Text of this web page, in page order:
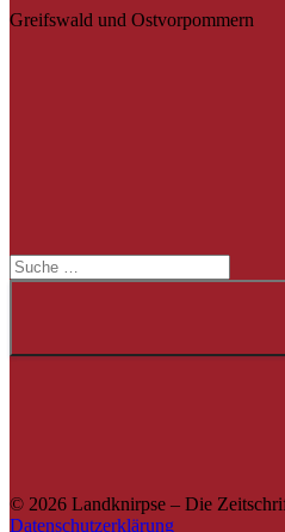
Greifswald und Ostvorpommern
© 2026 Landknirpse – Die
Datenschutzerklärung